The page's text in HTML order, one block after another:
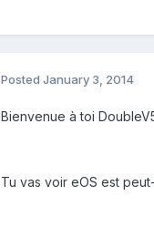
Posted January 3, 2014
Bienvenue à toi
Tu vas voir eOS est